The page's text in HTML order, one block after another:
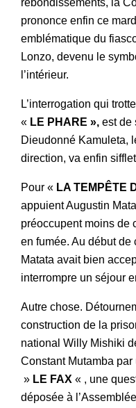
prononce enfin ce
emblématique du
Lonzo, devenu le
l’intérieur.
L’interrogation qui
« LE PHARE », est de
Dieudonné Kamuleta,
direction, va enfin
Pour « LA TEMPÊTE
appuient Augustin
préoccupent moins de
en fumée. Au début
Matata avait bien
interrompre un séjour
Autre chose.
construction de la
national Willy Mishiki
Constant Mutamba
» LE FAX « , une
déposée à